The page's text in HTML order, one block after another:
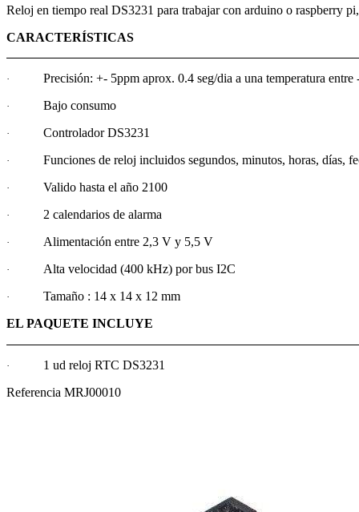
Reloj en tiempo real DS3231 para trabajar con arduino o raspberry
CARACTERÍSTICAS
· Precisión: +- 5ppm aprox. 0.4 seg/dia a una temperatura entre
· Bajo consumo
· Controlador DS3231
· Funciones de reloj incluidos segundos, minutos, horas, días,
· Valido hasta el año 2100
· 2 calendarios de alarma
· Alimentación entre 2,3 V y 5,5 V
· Alta velocidad (400 kHz) por bus I2C
·
Tamaño : 14 x 14 x 12 mm
EL PAQUETE INCLUYE
·
1 ud reloj RTC DS3231
Referencia MRJ00010